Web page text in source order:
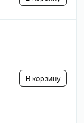
В корзину